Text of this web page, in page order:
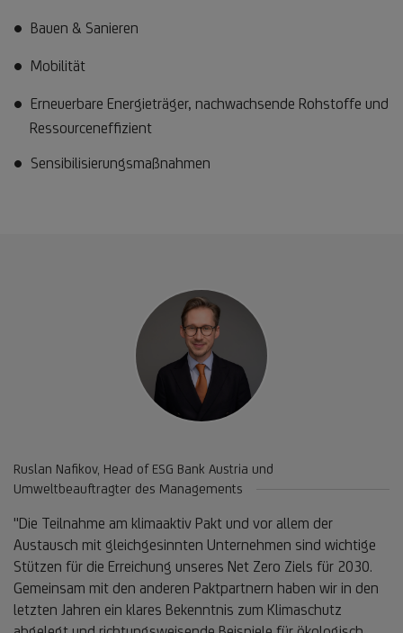
Bauen & Sanieren
Mobilität
Erneuerbare Energieträger, nachwachsende Rohstoffe und
Ressourceneffizient
Sensibilisierungsmaßnahmen
Ruslan Nafikov, Head of ESG Bank Austria und
Umweltbeauftragter des Managements
"Die Teilnahme am klimaaktiv Pakt und vor allem der
Austausch mit gleichgesinnten Unternehmen sind wichtige
Stützen für die Erreichung unseres Net Zero Ziels für 2030.
Gemeinsam mit den anderen Paktpartnern haben wir in den
letzten Jahren ein klares Bekenntnis zum Klimaschutz